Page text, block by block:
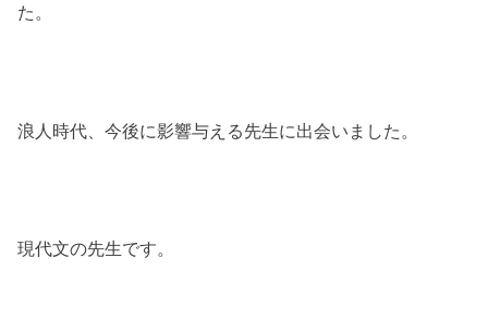
た。
浪人時代、今後に影響与える先生に出会いました。
現代文の先生です。